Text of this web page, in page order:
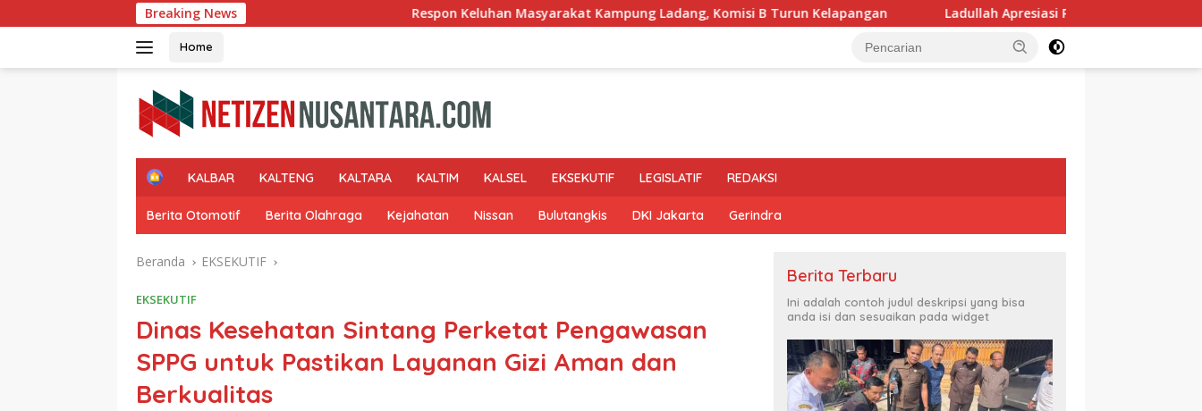
ke
Breaking News Respon Keluhan Masyarakat Kampung Ladang, Komisi B Turun Kelapangan Ladullah Apresiasi Polda Kaltara atas Keberhasilan Ungkap
Home
H
m
e
KALBAR KALTENG KALTARA KALTIM KALSEL EKSEKUTIF LEGISLATIF REDAKSI
Berita Otomotif Berita Olahraga Kejahatan Nissan Bulutangkis DKI Jakarta Gerindra
Beranda EKSEKUTIF
EKSEKUTIF
Dinas Kesehatan Sintang Perketat Pengawasan
SPPG untuk Pastikan Layanan Gizi Aman dan
Berkualitas
Berita Terbaru
Ini adalah contoh judul deskripsi yang bisa
anda isi dan sesuaikan pada widget